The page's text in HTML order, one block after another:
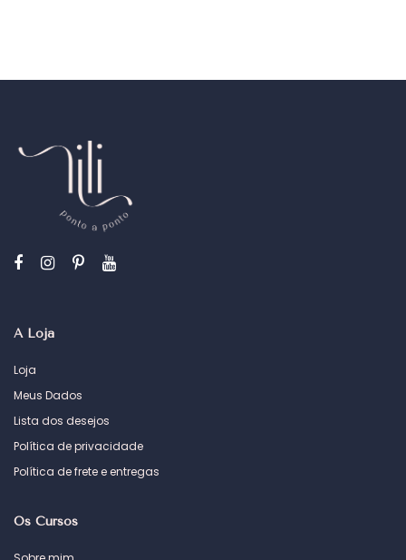
A Loja
Loja
Meus Dados
Lista dos desejos
Política de privacidade
Política de frete e entregas
Os Cursos